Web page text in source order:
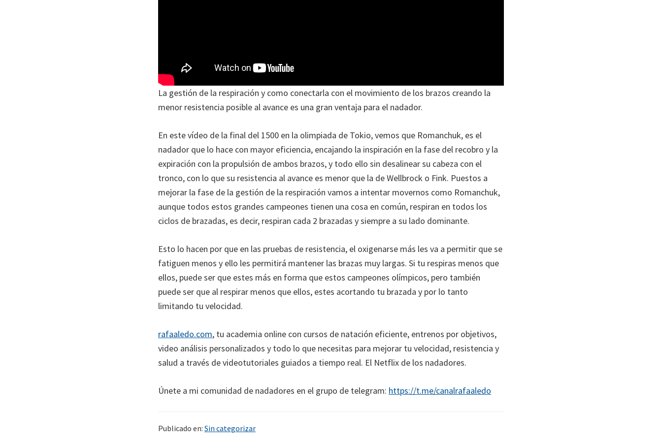
La gestión de la respiración y como conectarla con el movimiento de los brazos creando la
menor resistencia posible al avance es una gran ventaja para el nadador.
En este vídeo de la final del 1500 en la olimpiada de Tokio, vemos que Romanchuk, es el
nadador que lo hace con mayor eficiencia, encajando la inspiración en la fase del recobro y la
expiración con la propulsión de ambos brazos, y todo ello sin desalinear su cabeza con el
tronco, con lo que su resistencia al avance es menor que la de Wellbrock o Fink. Puestos a
mejorar la fase de la gestión de la respiración vamos a intentar movernos como Romanchuk,
aunque todos estos grandes campeones tienen una cosa en común, respiran en todos los
ciclos de brazadas, es decir, respiran cada 2 brazadas y siempre a su lado dominante.
Esto lo hacen por que en las pruebas de resistencia, el oxigenarse más les va a permitir que se
fatiguen menos y ello les permitirá mantener las brazas muy largas. Si tu respiras menos que
ellos, puede ser que estes más en forma que estos campeones olímpicos, pero también
puede ser que al respirar menos que ellos, estes acortando tu brazada y por lo tanto
limitando tu velocidad.
rafaaledo.com, tu academia online con cursos de natación eficiente, entrenos por objetivos,
video análisis personalizados y todo lo que necesitas para mejorar tu velocidad, resistencia y
salud a través de videotutoriales guiados a tiempo real. El Netflix de los nadadores.
Únete a mi comunidad de nadadores en el grupo de telegram: https://t.me/canalrafaaledo
Publicado en: Sin categorizar